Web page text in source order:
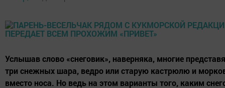
Услышав слово «снеговик», наверняка, многие
три снежных шара, ведро или старую кастрюлю и
вместо носа. Но ведь на этом варианты того, каким